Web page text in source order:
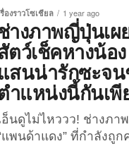
ภาพเจ้าเสือโฮกปิ๊บสีข
หมือนว่าจะเป็นคอนเ
น้อย เพราะงั้นวันนี้พวก
งมีชีวิตที่น่ารักแต่เป็นนั
สือโฮกปิ๊บสีส้มสุดคิ้วท์
าวญี่ปุ่น “RIKUNOW”
ท์ X: @rikunow ที่มีผู้ติ
ดิเรกของเขาคือการเดิ
แห่งในญี่ปุ่นและถ่ายภา
รื่องราวโซเชียล 1 year ago
างภาพญี่ปุ่นเผ
ตว์เช็คหางน้อ
สนน่ารักซะจน
ำแหน่งนี้กันเพี
อ็นดูไม่ไหววว! ช่างภ
แพนด้าแดง” ที่กำลังถู